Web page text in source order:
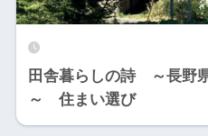
田舎暮らしの詩 ～長野
～ 住まい選び